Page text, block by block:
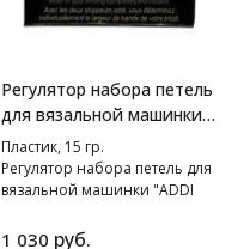
Регулятор набора петель
для вязальной машинки
"Addi Express"и "Addi
Express Kingsize"
Пластик, 15 гр.
Регулятор набора петель для
вязальной машинки "ADDI
Kingsize".
1 030 руб.